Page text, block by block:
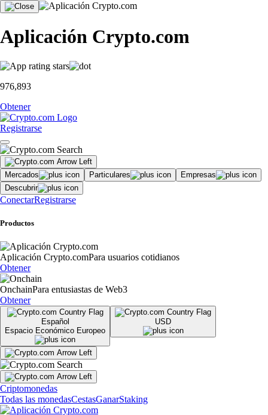
Aplicación Crypto.com
976,893
Obtener
Registrarse
Mercados Particulares
Empresas
Descubrir
ConectarRegistrarse
Productos
Aplicación Crypto.comPara usuarios cotidianos
Obtener
OnchainPara entusiastas de Web3
Obtener
Español
Espacio Económico Europeo
USD
Criptomonedas
Todas las monedasCestasGanarStaking